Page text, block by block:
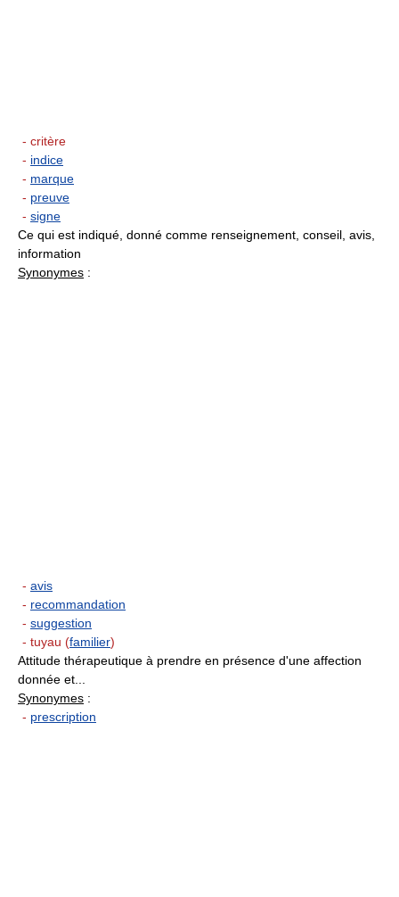
- critère
- indice
- marque
- preuve
- signe
Ce qui est indiqué, donné comme renseignement, conseil, avis,
information
Synonymes :
- avis
- recommandation
- suggestion
- tuyau (familier)
Attitude thérapeutique à prendre en présence d'une affection
donnée et...
Synonymes :
- prescription